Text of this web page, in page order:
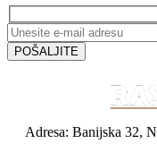
Adresa: Banijska 32,